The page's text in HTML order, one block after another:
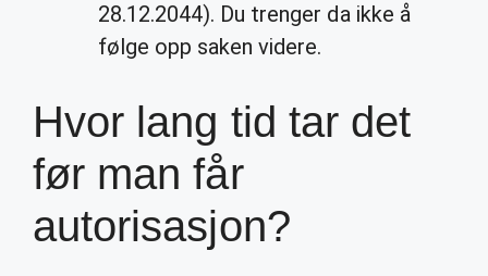
28.12.2044). Du trenger da ikke å
følge opp saken videre.
Hvor lang tid tar det
før man får
autorisasjon?